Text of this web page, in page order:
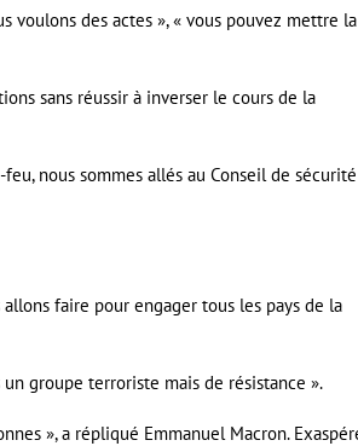
voulons des actes », « vous pouvez mettre la
sans réussir à inverser le cours de la
nous sommes allés au Conseil de sécurité
faire pour engager tous les pays de la
groupe terroriste mais de résistance ».
», a répliqué Emmanuel Macron.